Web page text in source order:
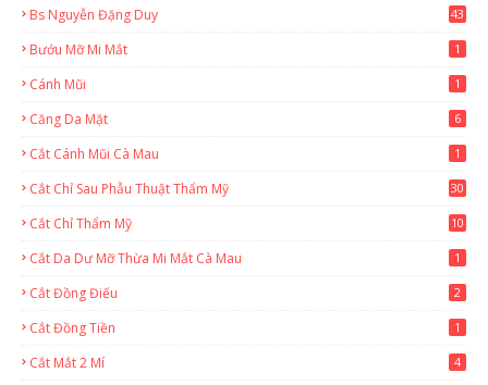
Bs Nguyễn Đặng Duy
43
Bướu Mỡ Mi Mắt 1
Cánh Mũi 1
Căng Da Mặt 6
Cắt Cánh Mũi Cà Mau 1
Cắt Chỉ Sau Phẫu Thuật Thẩm Mỹ 30
Cắt Chỉ Thẩm Mỹ 10
Cắt Da Dư Mỡ Thừa Mi Mắt Cà Mau 1
Cắt Đồng Điếu 2
Cắt Đồng Tiền 1
Cắt Mắt 2 Mí 4